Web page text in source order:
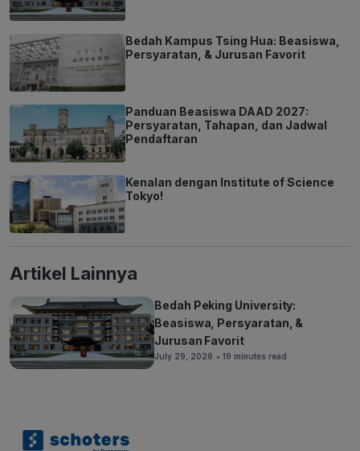
Bedah Kampus Tsing Hua: Beasiswa,
Persyaratan, & Jurusan Favorit
Panduan Beasiswa DAAD 2027:
Persyaratan, Tahapan, dan Jadwal
Pendaftaran
Kenalan dengan Institute of Science
Tokyo!
Artikel Lainnya
Bedah Peking University:
Beasiswa, Persyaratan, &
Jurusan Favorit
July 29, 2026 • 19 minutes read